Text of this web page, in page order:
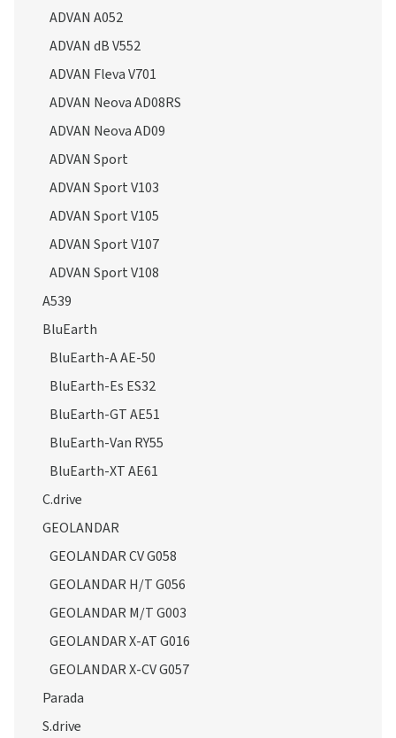
ADVAN A052
ADVAN dB V552
ADVAN Fleva V701
ADVAN Neova AD08RS
ADVAN Neova AD09
ADVAN Sport
ADVAN Sport V103
ADVAN Sport V105
ADVAN Sport V107
ADVAN Sport V108
A539
BluEarth
BluEarth-A AE-50
BluEarth-Es ES32
BluEarth-GT AE51
BluEarth-Van RY55
BluEarth-XT AE61
C.drive
GEOLANDAR
GEOLANDAR CV G058
GEOLANDAR H/T G056
GEOLANDAR M/T G003
GEOLANDAR X-AT G016
GEOLANDAR X-CV G057
Parada
S.drive